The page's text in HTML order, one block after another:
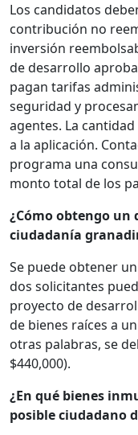
Los candidatos
contribución no
inversión
de desarrollo
pagan tarifas
seguridad y
agentes. La
a la aplicación.
programa una
monto total de los
¿Cómo obtengo un
ciudadanía
Se puede obtener
dos solicitantes
proyecto de
de bienes raíces a
otras palabras, se
$440,000).
¿En qué bienes
posible ciudadano